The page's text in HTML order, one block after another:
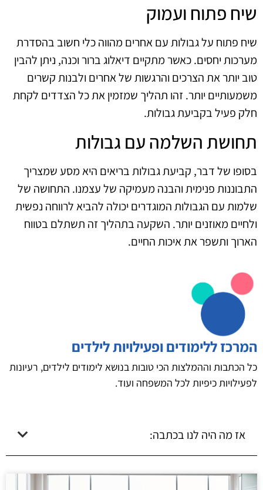
שיח פתוח ועמוק
שיח פתוח על גבולות עם אחרים מהווה כלי חשוב בהסדרת
מערכות יחסים. כאשר מתקיים דיאלוג ברור וכנה, ניתן להבין
טוב יותר את הצרכים והרגשות של אחרים ולבנות קשרים
משמעותיים יותר. זהו תהליך שמזמין את כל הצדדים לקחת
חלק פעיל בקביעת גבולות.
תחושת השלמה עם גבולות
בסופו של דבר, קביעת גבולות בריאים היא מסע שמצריך
התבוננות פנימית והבנה מעמיקה של עצמנו. התחושה של
שלמות עם הגבולות המוגדרים יכולה להביא לרווחה נפשית
ולחיים מאוזנים יותר. השקעה בתהליך זה תשתלם בטווח
הארוך ותשפר את איכות החיים.
המרכז ללימודים ופעילויות לילדים
כל הכתבות וההמלצות הכי טובות בנושא לימודים לילדים, רעיונות
לפעילויות כיפיות לכל המשפחה ועוד.
אז מה היה לנו בכתבה: